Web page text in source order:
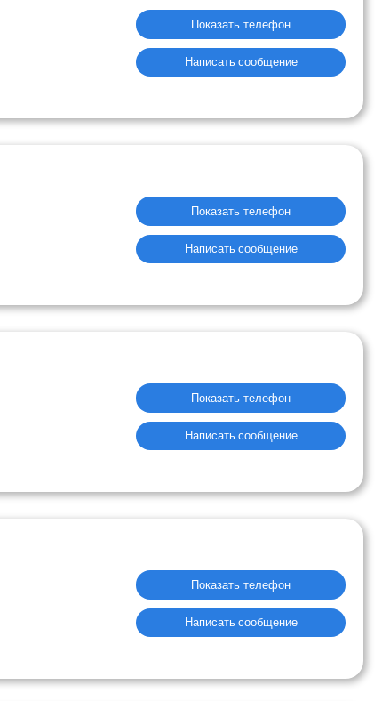
Показать телефон
Написать сообщение
Показать телефон
Написать сообщение
Показать телефон
Написать сообщение
Показать телефон
Написать сообщение